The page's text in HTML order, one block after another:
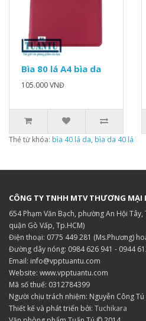
Bìa 80 lá A4 bìa da
105.000 VNĐ
Thẻ từ khóa: bìa 40 lá da, bìa da 40 lá
CÔNG TY TNHH MTV THƯƠNG MẠI
654 Phạm Văn Bạch, phường An Hội
quận Gò Vấp, Tp.HCM)
Điện thoại: 0775 449 281 (Ms.Phương)
Đường dây nóng: 0984 626 941 - 0944
Email: info@vpptuantu.com
Website: www.vpptuantu.com
Mã số thuế: 0312784399
Người chịu trách nhiệm: Nguyễn Công Tú
Thiết kế và phát triển bởi: Tuchikara